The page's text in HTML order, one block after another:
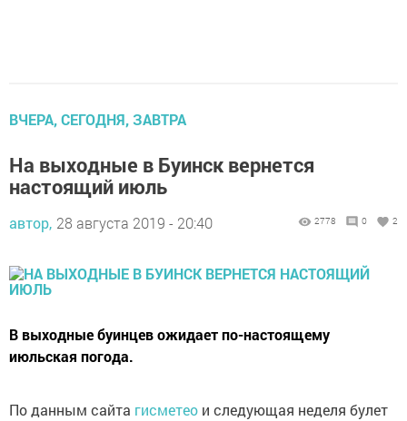
ВЧЕРА, СЕГОДНЯ, ЗАВТРА
На выходные в Буинск вернется
настоящий июль
автор, 28 августа 2019 - 20:40 2778 0 2
В выходные буинцев ожидает по-настоящему
июльская погода.
По данным сайта гисметео и следующая неделя булет